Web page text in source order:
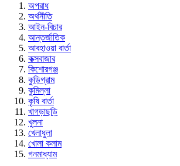
অপরাধ
অর্থনীতি
আইন-বিচার
আন্তর্জাতিক
আবহাওয়া বার্তা
কক্সবাজার
কিশোরগঞ্জ
কুড়িগ্রাম
কুমিল্লা
কৃষি বার্তা
খাগড়াছড়ি
খুলনা
খেলাধুলা
খোলা কলাম
গনমাধ্যাম